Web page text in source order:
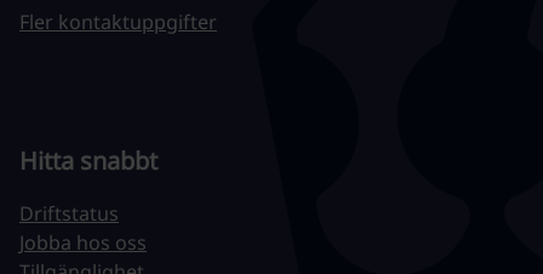
Fler kontaktuppgifter
Hitta snabbt
Driftstatus
Jobba hos oss